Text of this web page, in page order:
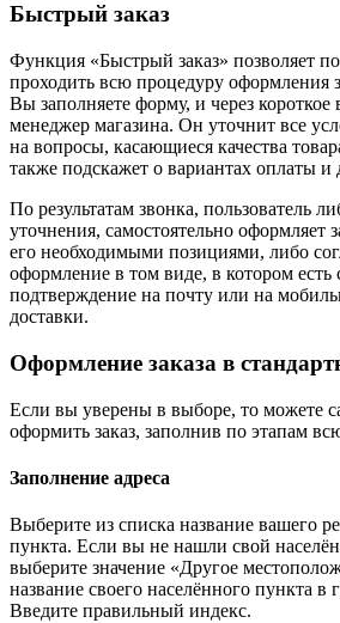
Быстрый заказ
Функция «Быстрый заказ» позволяет
проходить всю процедуру оформления
Вы заполняете форму, и через короткое
менеджер магазина. Он уточнит все
на вопросы, касающиеся качества
также подскажет о вариантах оплаты и
По результатам звонка, пользователь
уточнения, самостоятельно оформляет
его необходимыми позициями, либо
оформление в том виде, в котором есть
подтверждение на почту или на
доставки.
Оформление заказа в
Если вы уверены в выборе, то можете
оформить заказ, заполнив по этапам
Заполнение адреса
Выберите из списка название вашего
пункта. Если вы не нашли свой
выберите значение «Другое
название своего населённого пункта в
Введите правильный индекс.